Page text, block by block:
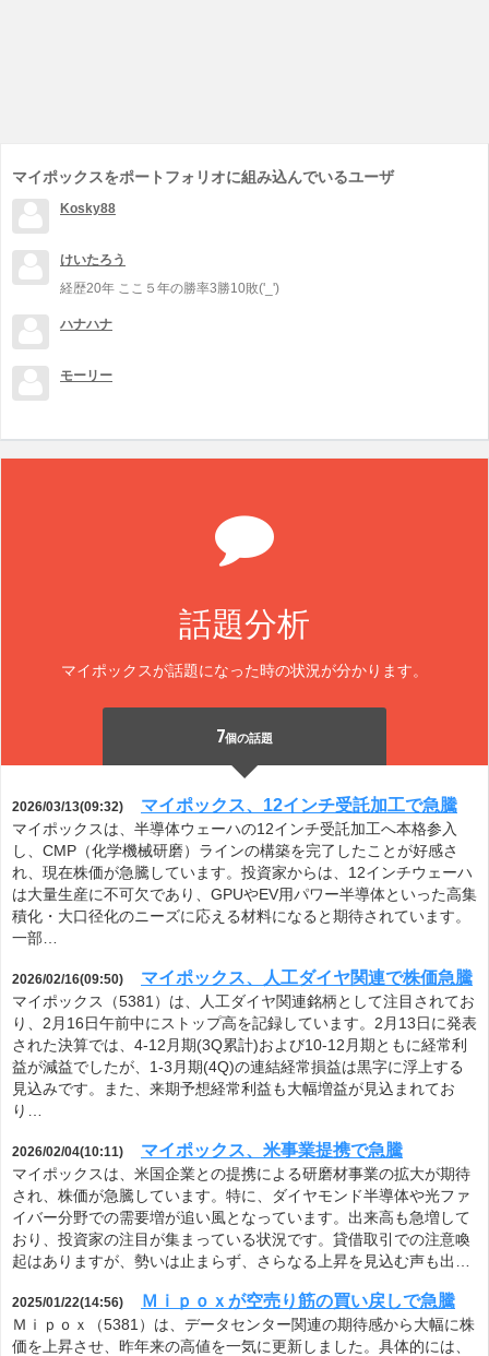
マイポックスをポートフォリオに組み込んでいるユーザ
Kosky88
けいたろう
経歴20年 ここ５年の勝率3勝10敗('_')
ハナハナ
モーリー
話題分析
マイポックスが話題になった時の状況が分かります。
7個の話題
2026/03/13(09:32) マイポックス、12インチ受託加工で急騰
マイポックスは、半導体ウェーハの12インチ受託加工へ本格参入
し、CMP（化学機械研磨）ラインの構築を完了したことが好感さ
れ、現在株価が急騰しています。投資家からは、12インチウェーハ
は大量生産に不可欠であり、GPUやEV用パワー半導体といった高集
積化・大口径化のニーズに応える材料になると期待されています。
一部…
2026/02/16(09:50) マイポックス、人工ダイヤ関連で株価急騰
マイポックス（5381）は、人工ダイヤ関連銘柄として注目されてお
り、2月16日午前中にストップ高を記録しています。2月13日に発表
された決算では、4-12月期(3Q累計)および10-12月期ともに経常利
益が減益でしたが、1-3月期(4Q)の連結経常損益は黒字に浮上する
見込みです。また、来期予想経常利益も大幅増益が見込まれてお
り…
2026/02/04(10:11) マイポックス、米事業提携で急騰
マイポックスは、米国企業との提携による研磨材事業の拡大が期待
され、株価が急騰しています。特に、ダイヤモンド半導体や光ファ
イバー分野での需要増が追い風となっています。出来高も急増して
おり、投資家の注目が集まっている状況です。貸借取引での注意喚
起はありますが、勢いは止まらず、さらなる上昇を見込む声も出…
2025/01/22(14:56) Ｍｉｐｏｘが空売り筋の買い戻しで急騰
Ｍｉｐｏｘ（5381）は、データセンター関連の期待感から大幅に株
価を上昇させ、昨年来の高値を一気に更新しました。具体的には、